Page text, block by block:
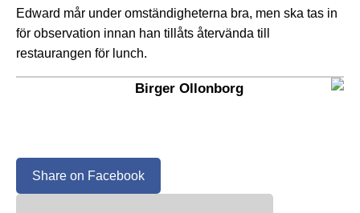
Edward mår under omständigheterna bra, men ska tas in
för observation innan han tillåts återvända till
restaurangen för lunch.
Birger Ollonborg
Share on Facebook